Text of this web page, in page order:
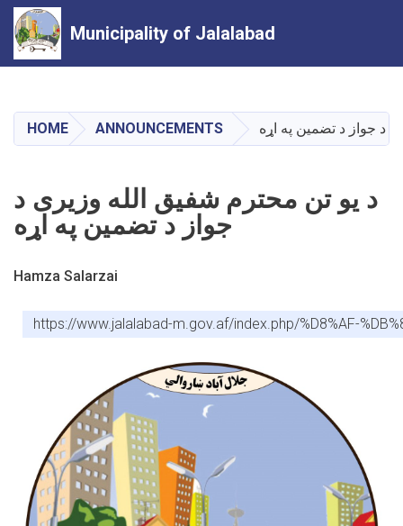
main
content
Municipality of Jalalabad
HOME ANNOUNCEMENTS د جواز د تضمین په اړه
د یو تن محترم شفیق الله وزیری د
جواز د تضمین په اړه
Hamza Salarzai
https://www.jalalabad-m.gov.af/index.php/%D8%AF-